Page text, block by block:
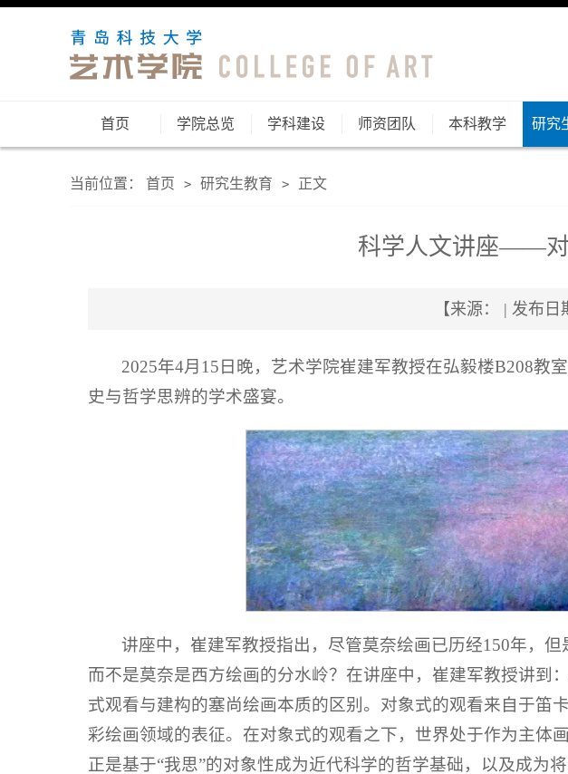
首页 学院总览 学科建设 师资团队 本科教学 研究
当前位置： 首页 > 研究生教育 > 正文
科学人文讲座——对
【来源： | 发布日
2025年4月15日晚，艺术学院崔建军教授在弘毅楼B208
史与哲学思辨的学术盛宴。
讲座中，崔建军教授指出，尽管莫奈绘画已历经150年，
而不是莫奈是西方绘画的分水岭？在讲座中，崔建军教授讲到
式观看与建构的塞尚绘画本质的区别。对象式的观看来自于笛
彩绘画领域的表征。在对象式的观看之下，世界处于作为主体
正是基于“我思”的对象性成为近代科学的哲学基础，以及成为